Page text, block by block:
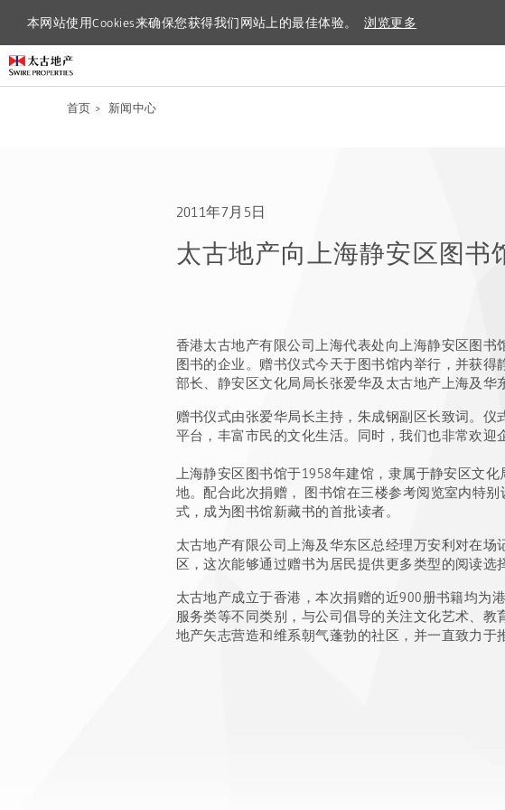
本网站使用Cookies来确保您获得我们网站上的最佳体验。 浏览更多
本网站使用Cookies来确保您获得我们网站上的最佳体验。 浏览更多
首页 > 新闻中心
2011年7月5日
太古地产向上海静安区图书
香港太古地产有限公司上海代表处向上海静安区图
图书的企业。赠书仪式今天于图书馆内举行，并获
部长、静安区文化局局长张爱华及太古地产上海及华
赠书仪式由张爱华局长主持，朱成钢副区长致词。
平台，丰富市民的文化生活。同时，我们也非常欢
上海静安区图书馆于1958年建馆，隶属于静安区文
地。配合此次捐赠， 图书馆在三楼参考阅览室内特
式，成为图书馆新藏书的首批读者。
太古地产有限公司上海及华东区总经理万安利对在
区，这次能够通过赠书为居民提供更多类型的阅读
太古地产成立于香港，本次捐赠的近900册书籍均为
服务类等不同类别，与公司倡导的关注文化艺术、
地产矢志营造和维系朝气蓬勃的社区，并一直致力于